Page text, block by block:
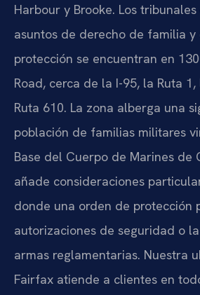
Harbour y Brooke. Los
asuntos de derecho de familia y
protección se encuentran en
Road, cerca de la I-95, la Ruta
Ruta 610. La zona alberga una
población de familias militares
Base del Cuerpo de Marines de
añade consideraciones
donde una orden de protección
autorizaciones de seguridad o
armas reglamentarias. Nuestra
Fairfax atiende a clientes en